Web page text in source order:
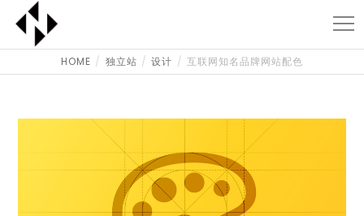
HOME 独立站 设计 互联网知名品牌网站配色